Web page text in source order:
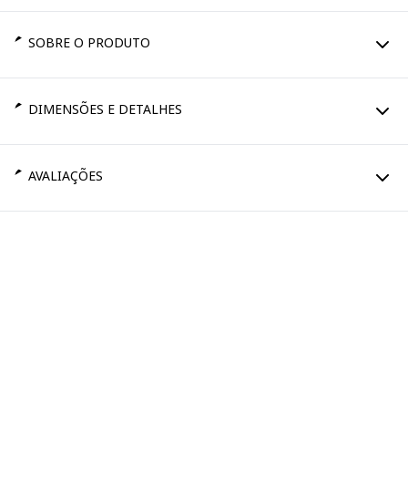
SOBRE O PRODUTO
DIMENSÕES E DETALHES
AVALIAÇÕES